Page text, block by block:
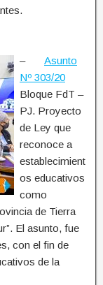
– Asunto
Nº 303/20
Bloque FdT –
PJ. Proyecto
de Ley que
reconoce a
establecimient
os educativos
como
de Tierra
El asunto, fue
con el fin de
de la